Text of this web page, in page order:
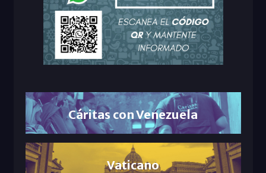
Cáritas con Venezuela
Vaticano